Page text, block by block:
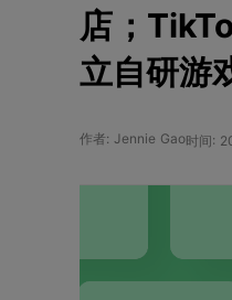
店；
立自研游
作者: Jennie Gao时间: